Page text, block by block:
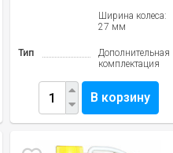
Ширина колеса:
27 мм
Тип
Дополнительная
комплектация
В корзину